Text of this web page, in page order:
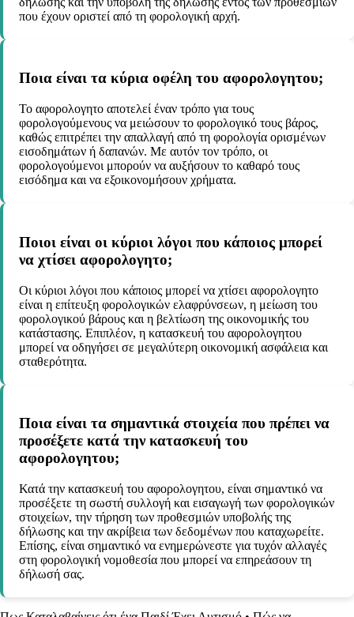
που έχουν οριστεί από τη φορολογική αρχή.
Ποια είναι τα κύρια οφέλη του αφορολογητου;
Το αφορολογητο αποτελεί έναν τρόπο για τους
φορολογούμενους να μειώσουν το φορολογικό τους βάρος,
καθώς επιτρέπει την απαλλαγή από τη φορολογία ορισμένων
εισοδημάτων ή δαπανών. Με αυτόν τον τρόπο, οι
φορολογούμενοι μπορούν να αυξήσουν το καθαρό τους
εισόδημα και να εξοικονομήσουν χρήματα.
Ποιοι είναι οι κύριοι λόγοι που κάποιος μπορεί
να χτίσει αφορολογητο;
Οι κύριοι λόγοι που κάποιος μπορεί να χτίσει αφορολογητο
είναι η επίτευξη φορολογικών ελαφρύνσεων, η μείωση του
φορολογικού βάρους και η βελτίωση της οικονομικής του
κατάστασης. Επιπλέον, η κατασκευή του αφορολογητου
μπορεί να οδηγήσει σε μεγαλύτερη οικονομική ασφάλεια και
σταθερότητα.
Ποια είναι τα σημαντικά στοιχεία που πρέπει να
προσέξετε κατά την κατασκευή του
αφορολογητου;
Κατά την κατασκευή του αφορολογητου, είναι σημαντικό να
προσέξετε τη σωστή συλλογή και εισαγωγή των φορολογικών
στοιχείων, την τήρηση των προθεσμιών υποβολής της
δήλωσης και την ακρίβεια των δεδομένων που καταχωρείτε.
Επίσης, είναι σημαντικό να ενημερώνεστε για τυχόν αλλαγές
στη φορολογική νομοθεσία που μπορεί να επηρεάσουν τη
δήλωσή σας.